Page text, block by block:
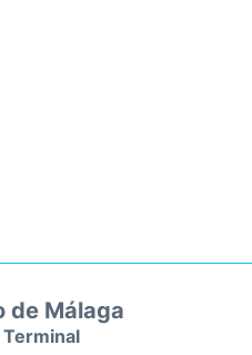
de Málaga
Terminal